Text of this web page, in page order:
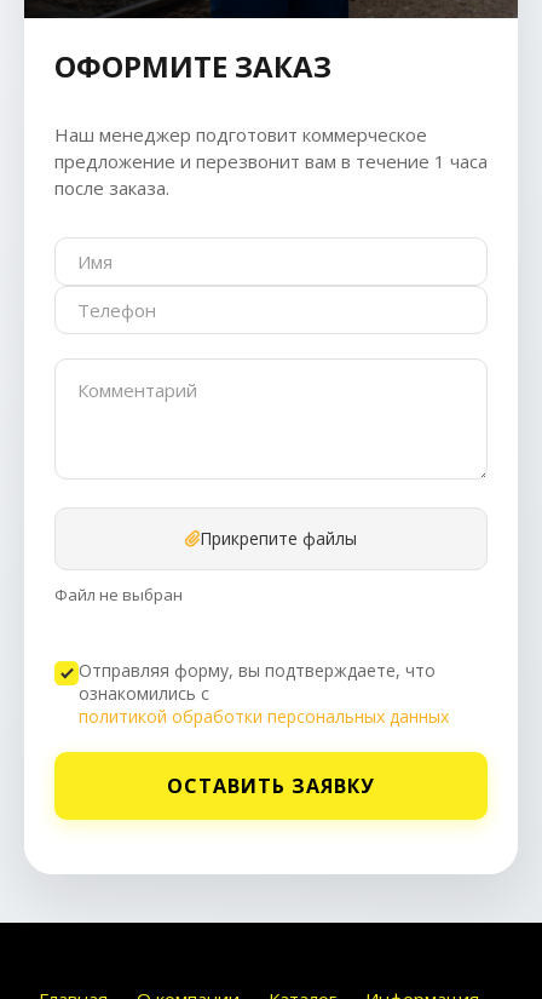
ОФОРМИТЕ ЗАКАЗ
Наш менеджер подготовит коммерческое
предложение и перезвонит вам в течение 1 часа
после заказа.
Прикрепите файлы
Файл не выбран
Отправляя форму, вы подтверждаете, что
ознакомились с
политикой обработки персональных данных
ОСТАВИТЬ ЗАЯВКУ